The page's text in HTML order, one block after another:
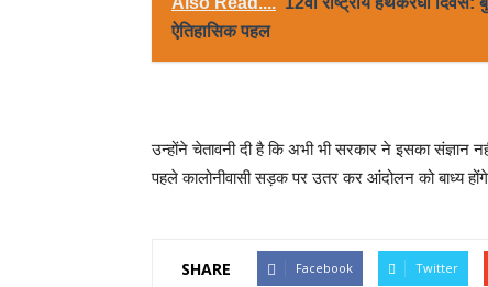
ऐतिहासिक पहल
उन्होंने चेतावनी दी है कि अभी भी सरकार ने इसका संज्ञान
पहले कालोनीवासी सड़क पर उतर कर आंदोलन को बाध्य
SHARE Facebook Twitter